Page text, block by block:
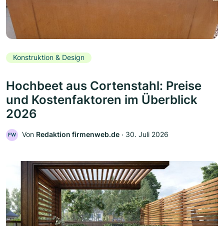
Konstruktion & Design
Hochbeet aus Cortenstahl: Preise
und Kostenfaktoren im Überblick
2026
FW Von Redaktion firmenweb.de ‧ 30. Juli 2026